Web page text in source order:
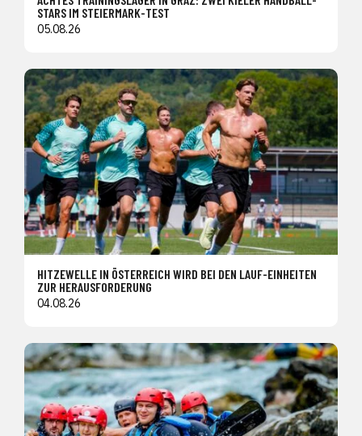
STARS IM STEIERMARK-TEST
05.08.26
HITZEWELLE IN ÖSTERREICH WIRD BEI DEN LAUF-EINHEITEN
ZUR HERAUSFORDERUNG
04.08.26